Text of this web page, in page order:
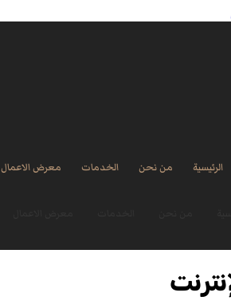
الرئيسية من نحن الخدمات معرض الاعمال